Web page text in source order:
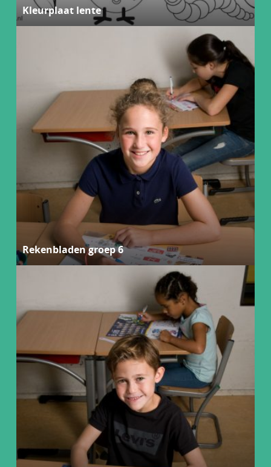
Kleurplaat lente
Rekenbladen groep 6